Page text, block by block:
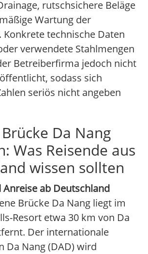
rutschsichere Beläge
Wartung der
technische Daten
verwendete Stahlmengen
Betreiberfirma jedoch nicht
sodass sich
seriös nicht angeben
Da Nang
Was Reisende aus
wissen sollten
Anreise ab Deutschland
Brücke Da Nang liegt im
Resort etwa 30 km von Da
Der internationale
Da Nang (DAD) wird